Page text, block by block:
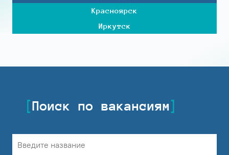
Красноярск
Иркутск
Поиск по вакансиям